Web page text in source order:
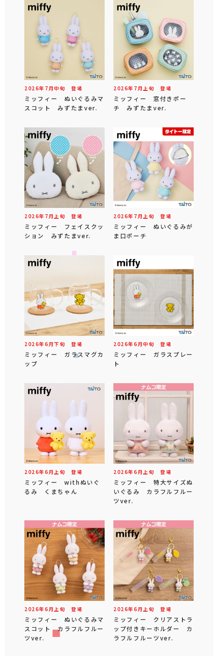
2026年 7 月中旬 登場
ミッフィー ぬいぐるみマ
スコット みずたまver.
2026年 7 月 上旬 登場
ミッフィー 窓付きポー
チ みずたまver.
2026年 7 月 上旬 登場
ミッフィー フェイスクッ
ション みずたまver.
2026年 7 月 上旬 登場
ミッフィー ぬいぐるみが
ま口ポーチ
2026年6 月下旬 登場
ミッフィー ガラスマグカ
ップ
2026年6 月中旬 登場
ミッフィー ガラスプレー
ト
2026年6 月 上旬 登場
ミッフィー withぬいぐ
るみ くまちゃん
2026年6 月 上旬 登場
ミッフィー 特大サイズぬ
いぐるみ カラフルフルー
ツver.
2026年6 月 上旬 登場
ミッフィー ぬいぐるみマ
スコット カラフルフルー
ツver.
2026年6 月 上旬 登場
ミッフィー クリアストラ
ップ付きキーホルダー カ
ラフルフルーツver.